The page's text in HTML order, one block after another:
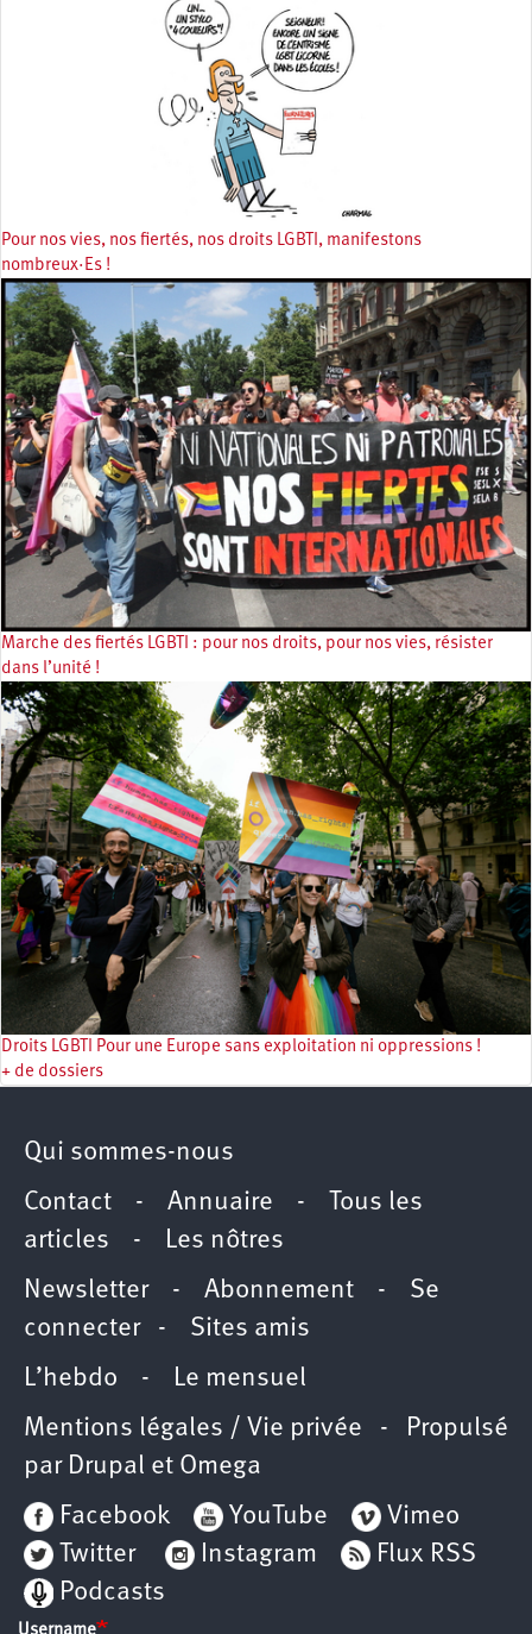
Pour nos vies, nos fiertés, nos droits LGBTI, manifestons
nombreux·Es !
Marche des fiertés LGBTI : pour nos droits, pour nos vies, résister
dans l’unité !
Droits LGBTI Pour une Europe sans exploitation ni oppressions !
+ de dossiers
Qui sommes-nous
Contact - Annuaire -
Tous les
articles - Les nôtres
Newsletter- Abonnement - Se
connecter- Sites amis
L’hebdo - Le mensuel
Mentions légales / Vie privée - Propulsé
par Drupal et Omega
Facebook
YouTube
Vimeo
Twitter
Instagram
Flux RSS
Podcasts